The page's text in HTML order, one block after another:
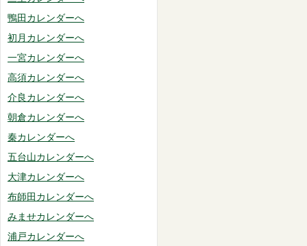
鴨田カレンダーへ
初月カレンダーへ
一宮カレンダーへ
高須カレンダーへ
介良カレンダーへ
朝倉カレンダーへ
秦カレンダーへ
五台山カレンダーへ
大津カレンダーへ
布師田カレンダーへ
みませカレンダーへ
浦戸カレンダーへ